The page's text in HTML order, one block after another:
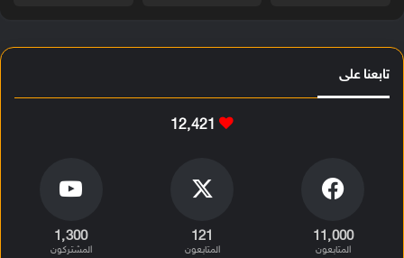
تابعنا على
12٬421
11٬000
المتابعون
121
المتابعون
1٬300
المشتركون